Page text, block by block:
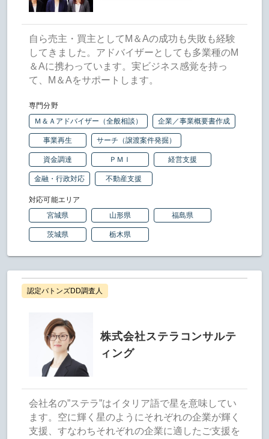
自ら売主・買主としてM＆Aの成功も失敗も経験
してきました。アドバイザーとしても多業種のM
＆Aに携わっています。実ビジネス感覚を持っ
て、M＆Aをサポートします。
専門分野
Ｍ＆Ａアドバイザー（全般相談）
企業／事業概要書作成
事業再生 サーチ（譲渡案件発掘）
資金調達 ＰＭＩ 経営支援
金融・行政対応 不動産支援
対応可能エリア
宮城県
山形県 福島県
茨城県 栃木県
認定バトンズDD調査人
株式会社ステラコンサルテ
ィング
会社名の”ステラ”はイタリア語で星を意味してい
ます。空に輝く星のようにそれぞれの企業が輝く
支援、すなわちそれぞれの企業に適したご支援を